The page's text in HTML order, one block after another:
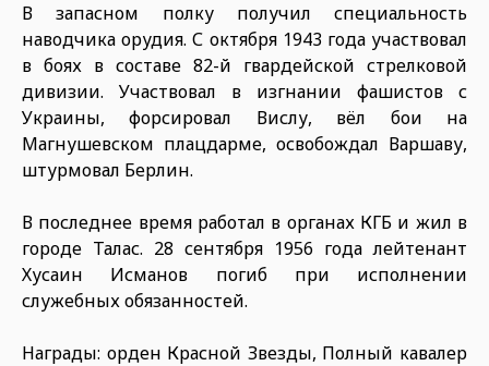
В запасном полку получил специальность
наводчика орудия. С октября 1943 года участвовал
в боях в составе 82-й гвардейской стрелковой
дивизии. Участвовал в изгнании фашистов с
Украины, форсировал Вислу, вёл бои на
Магнушевском плацдарме, освобождал Варшаву,
штурмовал Берлин.
В последнее время работал в органах КГБ и жил в
городе Талас. 28 сентября 1956 года лейтенант
Хусаин Исманов погиб при исполнении
служебных обязанностей.
Награды: орден Красной Звезды, Полный кавалер